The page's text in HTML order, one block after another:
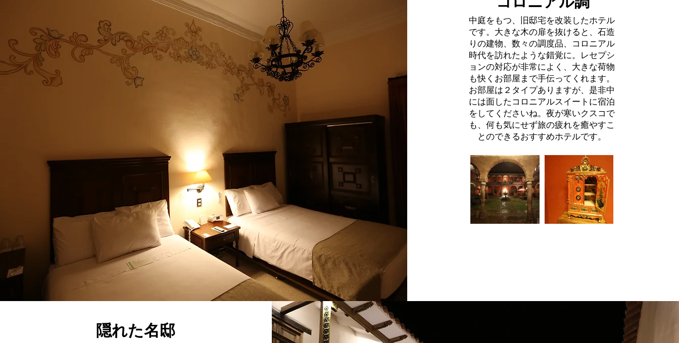
中庭をもつ、旧邸宅を改装したホテル
です。大きな木の扉を抜けると、石造
りの建物、数々の調度品、コロニアル
時代を訪れたような錯覚に。レセプシ
ョンの対応が非常によく、大きな荷物
も快くお部屋まで手伝ってくれます。
お部屋は２タイプありますが、是非中
には面したコロニアルスイートに宿泊
をしてくださいね。夜が寒いクスコで
も、何も気にせず旅の疲れを癒やすこ
とのできるおすすめホテルです。
​隠れた名邸